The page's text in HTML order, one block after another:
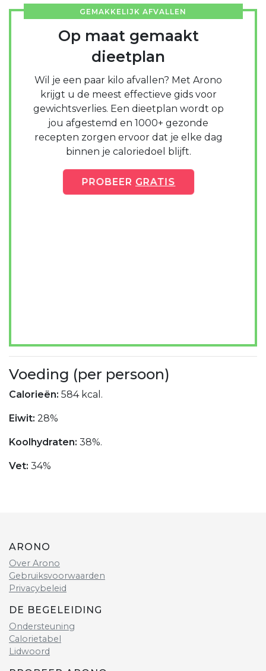
GEMAKKELIJK AFVALLEN
Op maat gemaakt
dieetplan
Wil je een paar kilo afvallen? Met Arono
krijgt u de meest effectieve gids voor
gewichtsverlies. Een dieetplan wordt op
jou afgestemd en 1000+ gezonde
recepten zorgen ervoor dat je elke dag
binnen je caloriedoel blijft.
PROBEER GRATIS
Voeding (per persoon)
Calorieën: 584 kcal.
Eiwit: 28%
Koolhydraten: 38%.
Vet: 34%
ARONO
Over Arono
Gebruiksvoorwaarden
Privacybeleid
DE BEGELEIDING
Ondersteuning
Calorietabel
Lidwoord